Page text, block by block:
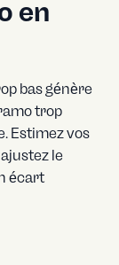
en
bas génère
trop
Estimez vos
le
écart